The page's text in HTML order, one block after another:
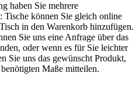
haben Sie mehrere
können Sie gleich online
in den Warenkorb hinzufügen.
Sie uns eine Anfrage über das
oder wenn es für Sie leichter
Sie uns das gewünscht Produkt,
Maße mitteilen.